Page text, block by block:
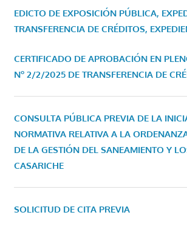
EDICTO DE EXPOSICIÓN PÚBLICA,
TRANSFERENCIA DE CRÉDITOS,
CERTIFICADO DE APROBACIÓN EN
Nº 2/2/2025 DE TRANSFERENCIA DE
CONSULTA PÚBLICA PREVIA DE LA
NORMATIVA RELATIVA A LA
DE LA GESTIÓN DEL SANEAMIENTO Y
CASARICHE
SOLICITUD DE CITA PREVIA